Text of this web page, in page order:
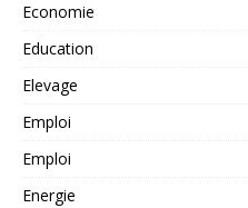
Economie
Education
Elevage
Emploi
Emploi
Energie